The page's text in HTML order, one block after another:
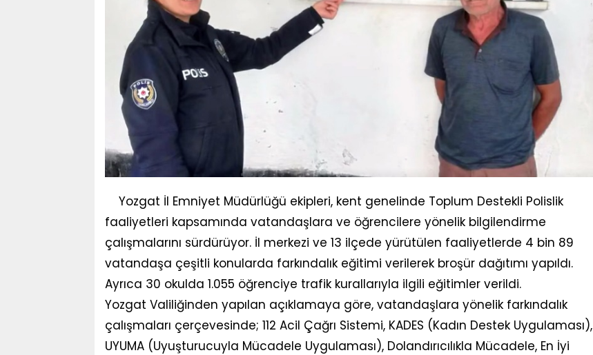
Yozgat İl Emniyet Müdürlüğü ekipleri, kent genelinde Toplum Destekli Polislik
faaliyetleri kapsamında vatandaşlara ve öğrencilere yönelik bilgilendirme
çalışmalarını sürdürüyor. İl merkezi ve 13 ilçede yürütülen faaliyetlerde 4 bin 89
vatandaşa çeşitli konularda farkındalık eğitimi verilerek broşür dağıtımı yapıldı.
Ayrıca 30 okulda 1.055 öğrenciye trafik kurallarıyla ilgili eğitimler verildi.
Yozgat Valiliğinden yapılan açıklamaya göre, vatandaşlara yönelik farkındalık
çalışmaları çerçevesinde; 112 Acil Çağrı Sistemi, KADES (Kadın Destek Uygulaması),
UYUMA (Uyuşturucuyla Mücadele Uygulaması), Dolandırıcılıkla Mücadele, En İyi